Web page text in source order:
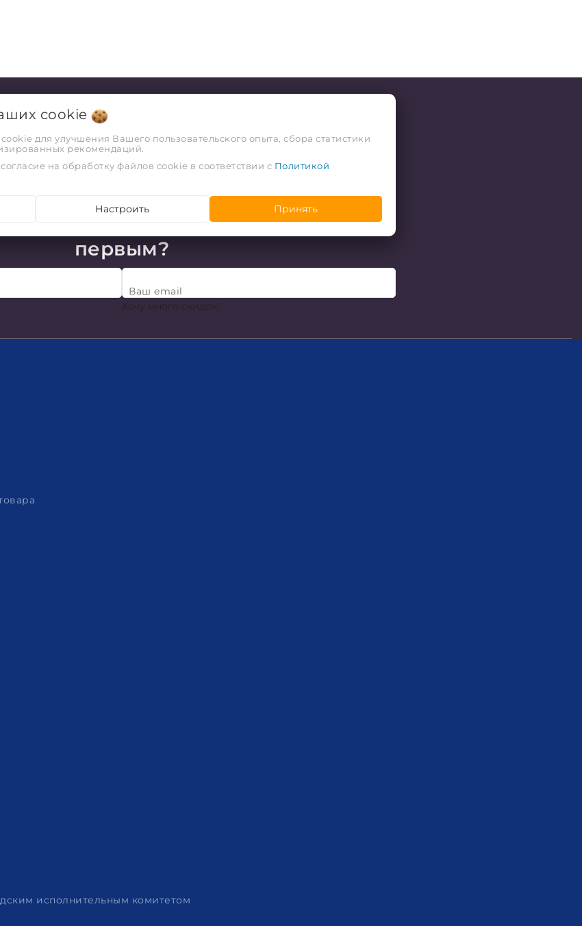
узнавать про акции и скидки
первым?
Ваш email
Хочу много скидок!
исполнительным комитетом
cookie
для улучшения Вашего пользовательского опыта, сбора статистики
рекомендаций.
на обработку файлов cookie в соответствии с Политикой
Настроить Принять